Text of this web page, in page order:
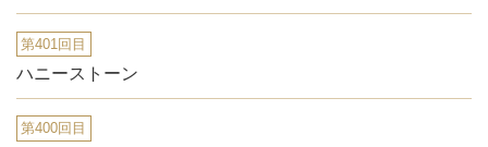
第401回目
ハニーストーン
第400回目